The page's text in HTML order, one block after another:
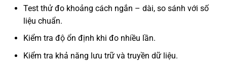
Test thử đo khoảng cách ngắn – dài, so sánh với số
liệu chuẩn.
Kiểm tra độ ổn định khi đo nhiều lần.
Kiểm tra khả năng lưu trữ và truyền dữ liệu.